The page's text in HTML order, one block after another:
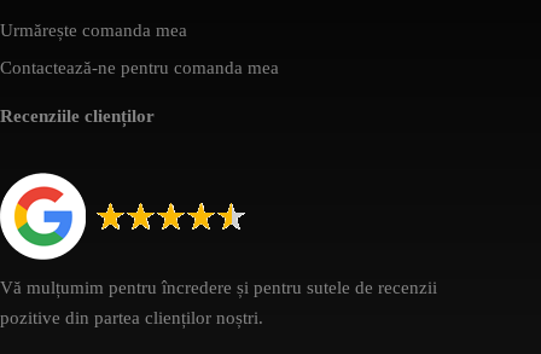
Urmărește comanda mea
Contactează-ne pentru comanda mea
Recenziile clienților
Vă mulțumim pentru încredere și pentru sutele de recenzii
pozitive din partea clienților noștri.